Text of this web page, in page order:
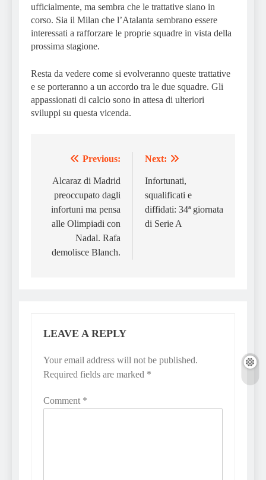
ufficialmente, ma sembra che le trattative siano in
corso. Sia il Milan che l’Atalanta sembrano essere
interessati a rafforzare le proprie squadre in vista della
prossima stagione.
Resta da vedere come si evolveranno queste trattative
e se porteranno a un accordo tra le due squadre. Gli
appassionati di calcio sono in attesa di ulteriori
sviluppi su questa vicenda.
navigation
Previous:
Alcaraz di Madrid
preoccupato dagli
infortuni ma pensa
alle Olimpiadi con
Nadal. Rafa
demolisce Blanch.
Next:
Infortunati,
squalificati e
diffidati: 34ª giornata
di Serie A
LEAVE A REPLY
Your email address will not be published.
Required fields are marked *
Comment *